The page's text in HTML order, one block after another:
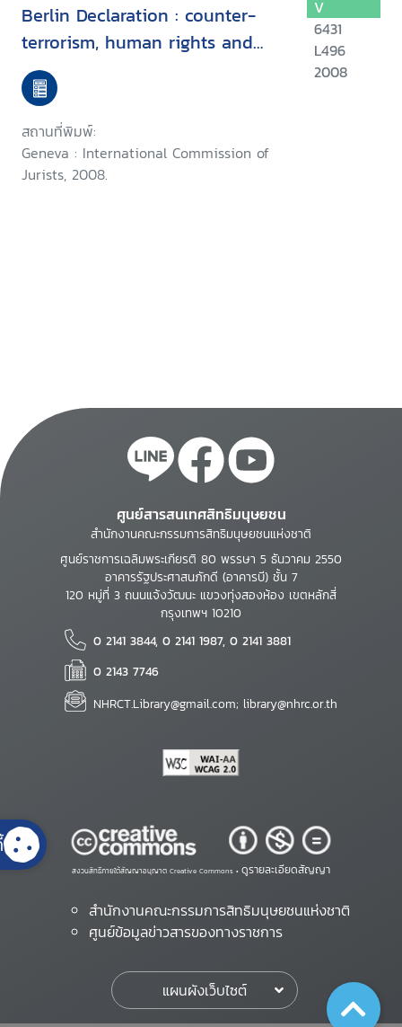
Berlin Declaration : counter-
terrorism, human rights and
the rule of law
สถานที่พิมพ์:
Geneva : International Commission of
Jurists, 2008.
V
6431
L496
2008
ศูนย์สารสนเทศสิทธิมนุษยชน
สำนักงานคณะกรรมการสิทธิมนุษยชนแห่งชาติ
ศูนย์ราชการเฉลิมพระเกียรติ 80 พรรษา 5 ธันวาคม 2550
อาคารรัฐประศาสนภักดี (อาคารบี) ชั้น 7
120 หมู่ที่ 3 ถนนแจ้งวัฒนะ แขวงทุ่งสองห้อง เขตหลักสี่
กรุงเทพฯ 10210
0 2141 3844, 0 2141 1987, 0 2141 3881
0 2143 7746
NHRCT.Library@gmail.com; library@nhrc.or.th
สงวนสิทธิ์ภายใต้สัญญาอนุญาต Creative Commons • ดูรายละเอียดสัญญา
สำนักงานคณะกรรมการสิทธิมนุษยชนแห่งชาติ
ศูนย์ข้อมูลข่าวสารของทางราชการ
แผนผังเว็บไซต์